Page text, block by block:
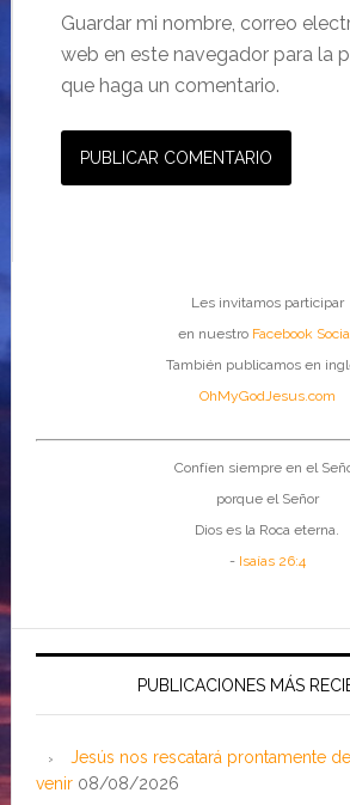
Guardar mi nombre, correo
web en este navegador para la
que haga un comentario.
Les invitamos participar
en nuestro Facebook
También publicamos en
OhMyGodJesus.com
Confíen siempre en el
porque el Señor
Dios es la Roca eterna.
- Isaías 26:4
PUBLICACIONES MÁS
Jesús nos rescatará prontamente
venir 08/08/2026